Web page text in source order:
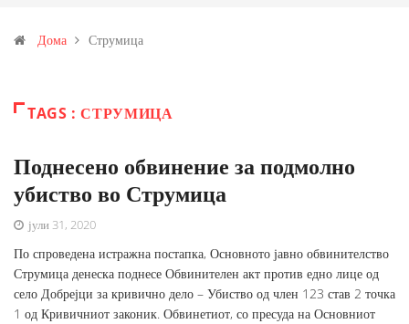
Иловица и со антимонот?
Дома Струмица
TAGS : СТРУМИЦА
Поднесено обвинение за подмолно
убиство во Струмица
јули 31, 2020
По спроведена истражна постапка, Основното јавно обвинителство
Струмица денеска поднесе Обвинителен акт против едно лице од
село Добрејци за кривично дело – Убиство од член 123 став 2 точка
1 од Кривичниот законик. Обвинетиот, со пресуда на Основниот